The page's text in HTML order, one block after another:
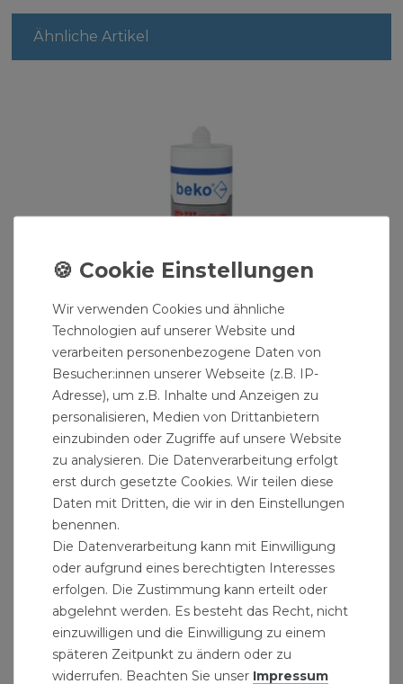
Ähnliche Artikel
Silicon pro4 Premium beko 310ml
ab 8,25 € *
Milliliter | 26,61 € / Liter
Wir verwenden Cookies und ähnliche
Technologien auf unserer Website und
verarbeiten personenbezogene Daten von
Besucher:innen unserer Webseite (z.B. IP-
Adresse), um z.B. Inhalte und Anzeigen zu
personalisieren, Medien von Drittanbietern
einzubinden oder Zugriffe auf unsere Website
zu analysieren. Die Datenverarbeitung erfolgt
erst durch gesetzte Cookies. Wir teilen diese
Daten mit Dritten, die wir in den Einstellungen
benennen.
Die Datenverarbeitung kann mit Einwilligung
oder aufgrund eines berechtigten Interesses
erfolgen. Die Zustimmung kann erteilt oder
abgelehnt werden. Es besteht das Recht, nicht
einzuwilligen und die Einwilligung zu einem
späteren Zeitpunkt zu ändern oder zu
widerrufen. Beachten Sie unser Impressum